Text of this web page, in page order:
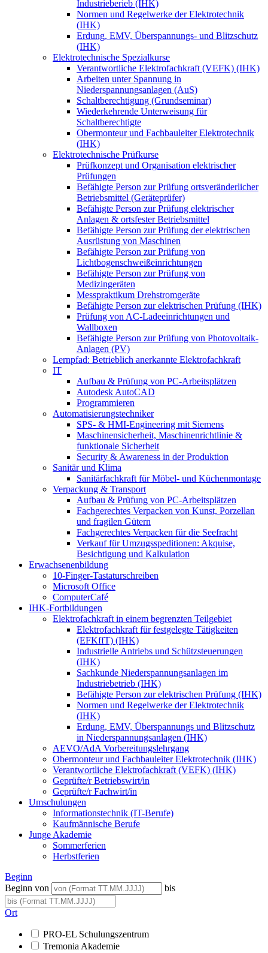
Industrieberieb (IHK)
Normen und Regelwerke der Elektrotechnik
(IHK)
Erdung, EMV, Überspannungs- und Blitzschutz
(IHK)
Elektrotechnische Spezialkurse
Verantwortliche Elektrofachkraft (VEFK) (IHK)
Arbeiten unter Spannung in
Niederspannungsanlagen (AuS)
Schaltberechtigung (Grundseminar)
Wiederkehrende Unterweisung für
Schaltberechtigte
Obermonteur und Fachbauleiter Elektrotechnik
(IHK)
Elektrotechnische Prüfkurse
Prüfkonzept und Organisation elektrischer
Prüfungen
Befähigte Person zur Prüfung ortsveränderlicher
Betriebsmittel (Geräteprüfer)
Befähigte Person zur Prüfung elektrischer
Anlagen & ortsfester Betriebsmittel
Befähigte Person zur Prüfung der elektrischen
Ausrüstung von Maschinen
Befähigte Person zur Prüfung von
Lichtbogenschweißeinrichtungen
Befähigte Person zur Prüfung von
Medizingeräten
Messpraktikum Drehstromgeräte
Befähigte Person zur elektrischen Prüfung (IHK)
Prüfung von AC-Ladeeinrichtungen und
Wallboxen
Befähigte Person zur Prüfung von Photovoltaik-
Anlagen (PV)
Lernpfad: Betrieblich anerkannte Elektrofachkraft
IT
Aufbau & Prüfung von PC-Arbeitsplätzen
Autodesk AutoCAD
Programmieren
Automatisierungstechniker
SPS‑ & HMI‑Engineering mit Siemens
Maschinensicherheit, Maschinenrichtlinie &
funktionale Sicherheit
Security & Awareness in der Produktion
Sanitär und Klima
Sanitärfachkraft für Möbel- und Küchenmontage
Verpackung & Transport
Aufbau & Prüfung von PC-Arbeitsplätzen
Fachgerechtes Verpacken von Kunst, Porzellan
und fragilen Gütern
Fachgerechtes Verpacken für die Seefracht
Verkauf für Umzugsspeditionen: Akquise,
Besichtigung und Kalkulation
Erwachsenenbildung
10-Finger-Tastaturschreiben
Microsoft Office
ComputerCafé
IHK-Fortbildungen
Elektrofachkraft in einem begrenzten Teilgebiet
Elektrofachkraft für festgelegte Tätigkeiten
(EFKffT) (IHK)
Industrielle Antriebs und Schützsteuerungen
(IHK)
Sachkunde Niederspannungsanlagen im
Industriebetrieb (IHK)
Befähigte Person zur elektrischen Prüfung (IHK)
Normen und Regelwerke der Elektrotechnik
(IHK)
Erdung, EMV, Überspannungs und Blitzschutz
in Niederspannungsanlagen (IHK)
AEVO/AdA Vorbereitungslehrgang
Obermonteur und Fachbauleiter Elektrotechnik (IHK)
Verantwortliche Elektrofachkraft (VEFK) (IHK)
Geprüfte/r Betriebswirt/in
Geprüfte/r Fachwirt/in
Umschulungen
Informationstechnik (IT-Berufe)
Kaufmännische Berufe
Junge Akademie
Sommerferien
Herbstferien
Beginn
Beginn von
bis
Ort
PRO-EL Schulungszentrum
Tremonia Akademie